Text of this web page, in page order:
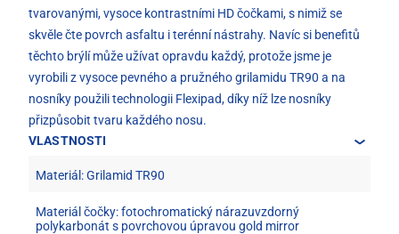
tvarovanými, vysoce kontrastními HD čočkami, s nimiž se
skvěle čte povrch asfaltu i terénní nástrahy. Navíc si benefitů
těchto brýlí může užívat opravdu každý, protože jsme je
vyrobili z vysoce pevného a pružného grilamidu TR90 a na
nosníky použili technologii Flexipad, díky níž lze nosníky
přizpůsobit tvaru každého nosu.
VLASTNOSTI
Materiál: Grilamid TR90
Materiál čočky: fotochromatický nárazuvzdorný
polykarbonát s povrchovou úpravou gold mirror